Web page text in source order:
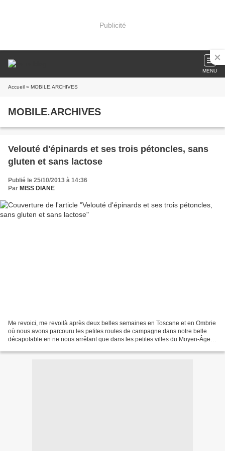
Publicité
MENU
Accueil » MOBILE.ARCHIVES
MOBILE.ARCHIVES
Velouté d'épinards et ses trois pétoncles, sans
gluten et sans lactose
Publié le 25/10/2013 à 14:36
Par MISS DIANE
Me revoici, me revoilà après deux belles semaines en Toscane et en Ombrie
où nous avons parcouru les petites routes de campagne dans notre belle
décapotable en ne nous arrêtant que dans les petites villes du Moyen-Âge.